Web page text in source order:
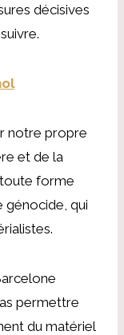
décisives
notre propre
et de la
toute forme
génocide, qui
permettre
du matériel